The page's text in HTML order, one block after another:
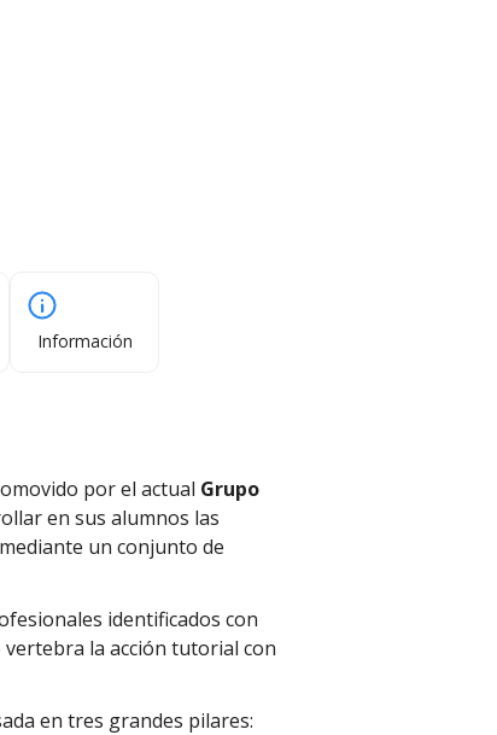
Información
por el actual Grupo
en sus alumnos las
un conjunto de
identificados con
la acción tutorial con
en tres grandes pilares: